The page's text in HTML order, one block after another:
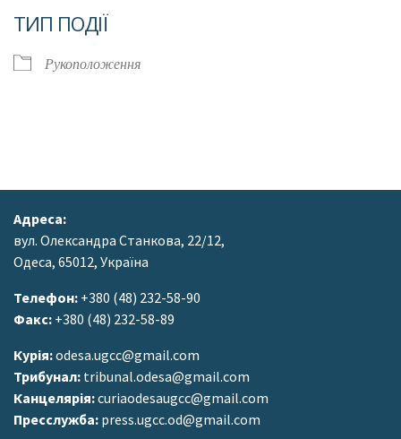
ТИП ПОДІЇ
Рукоположення
Адреса:
вул. Олександра Станкова, 22/12,
Одеса, 65012, Україна
Телефон: +380 (48) 232-58-90
Факс: +380 (48) 232-58-89
Курія:odesa.ugcc@gmail.com
Трибунал: tribunal.odesa@gmail.com
Канцелярія:curiaodesaugcc@gmail.com
Пресслужба: press.ugcc.od@gmail.com